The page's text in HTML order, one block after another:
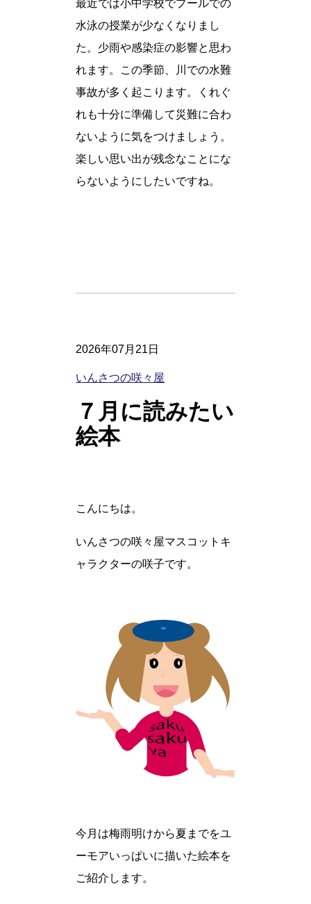
最近では小中学校でプールでの
水泳の授業が少なくなりまし
た。少雨や感染症の影響と思わ
れます。この季節、川での水難
事故が多く起こります。くれぐ
れも十分に準備して災難に合わ
ないように気をつけましょう。
楽しい思い出が残念なことにな
らないようにしたいですね。
2026年07月21日
いんさつの咲々屋
７月に読みたい
絵本
こんにちは。
いんさつの咲々屋マスコットキ
ャラクターの咲子です。
今月は梅雨明けから夏までをユ
ーモアいっぱいに描いた絵本を
ご紹介します。